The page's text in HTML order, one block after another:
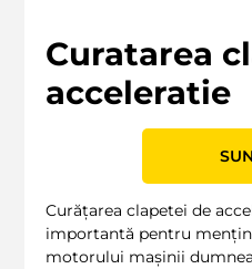
Curatarea
acceleratie
Curățarea clapetei de
importantă pentru
motorului mașinii